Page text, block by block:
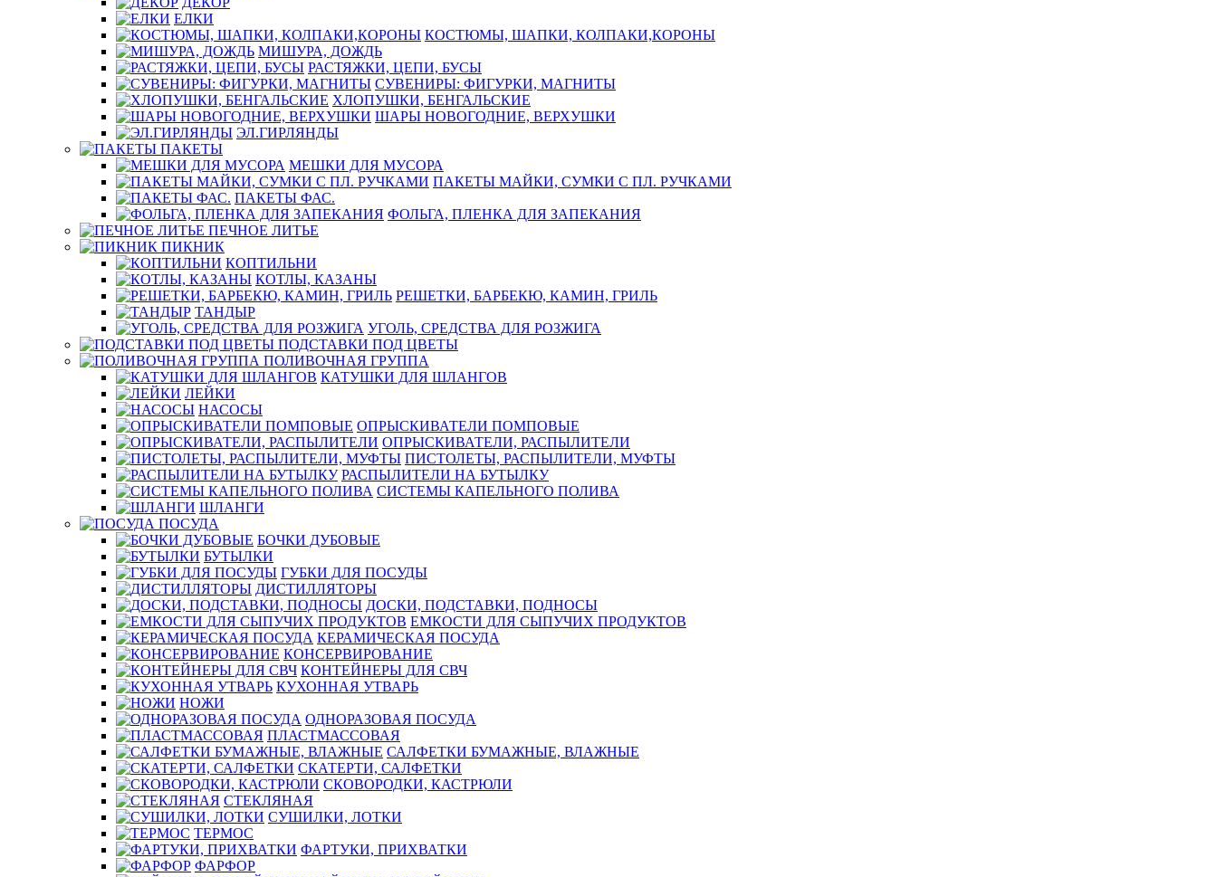
ЕЛКИ
КОСТЮМЫ, ШАПКИ, КОЛПАКИ,КОРОНЫ
МИШУРА, ДОЖДЬ
РАСТЯЖКИ, ЦЕПИ, БУСЫ
СУВЕНИРЫ: ФИГУРКИ, МАГНИТЫ
ХЛОПУШКИ, БЕНГАЛЬСКИЕ
ШАРЫ НОВОГОДНИЕ, ВЕРХУШКИ
ЭЛ.ГИРЛЯНДЫ
ПАКЕТЫ
МЕШКИ ДЛЯ МУСОРА
ПАКЕТЫ МАЙКИ, СУМКИ С ПЛ. РУЧКАМИ
ПАКЕТЫ ФАС.
ФОЛЬГА, ПЛЕНКА ДЛЯ ЗАПЕКАНИЯ
ПЕЧНОЕ ЛИТЬЕ
ПИКНИК
КОПТИЛЬНИ
КОТЛЫ, КАЗАНЫ
РЕШЕТКИ, БАРБЕКЮ, КАМИН, ГРИЛЬ
ТАНДЫР
УГОЛЬ, СРЕДСТВА ДЛЯ РОЗЖИГА
ПОДСТАВКИ ПОД ЦВЕТЫ
ПОЛИВОЧНАЯ ГРУППА
КАТУШКИ ДЛЯ ШЛАНГОВ
ЛЕЙКИ
НАСОСЫ
ОПРЫСКИВАТЕЛИ ПОМПОВЫЕ
ОПРЫСКИВАТЕЛИ, РАСПЫЛИТЕЛИ
ПИСТОЛЕТЫ, РАСПЫЛИТЕЛИ, МУФТЫ
РАСПЫЛИТЕЛИ НА БУТЫЛКУ
СИСТЕМЫ КАПЕЛЬНОГО ПОЛИВА
ШЛАНГИ
ПОСУДА
БОЧКИ ДУБОВЫЕ
БУТЫЛКИ
ГУБКИ ДЛЯ ПОСУДЫ
ДИСТИЛЛЯТОРЫ
ДОСКИ, ПОДСТАВКИ, ПОДНОСЫ
ЕМКОСТИ ДЛЯ СЫПУЧИХ ПРОДУКТОВ
КЕРАМИЧЕСКАЯ ПОСУДА
КОНСЕРВИРОВАНИЕ
КОНТЕЙНЕРЫ ДЛЯ СВЧ
КУХОННАЯ УТВАРЬ
НОЖИ
ОДНОРАЗОВАЯ ПОСУДА
ПЛАСТМАССОВАЯ
САЛФЕТКИ БУМАЖНЫЕ, ВЛАЖНЫЕ
СКАТЕРТИ, САЛФЕТКИ
СКОВОРОДКИ, КАСТРЮЛИ
СТЕКЛЯНАЯ
СУШИЛКИ, ЛОТКИ
ТЕРМОС
ФАРТУКИ, ПРИХВАТКИ
ФАРФОР